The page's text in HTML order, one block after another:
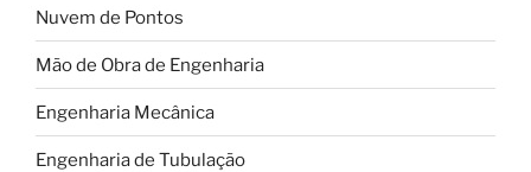
Nuvem de Pontos
Mão de Obra de Engenharia
Engenharia Mecânica
Engenharia de Tubulação